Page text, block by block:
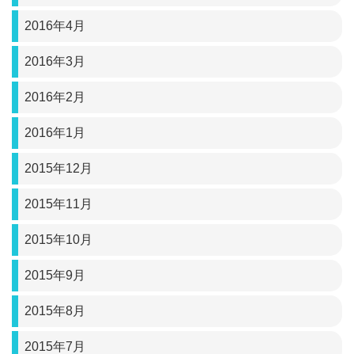
2016年4月
2016年3月
2016年2月
2016年1月
2015年12月
2015年11月
2015年10月
2015年9月
2015年8月
2015年7月